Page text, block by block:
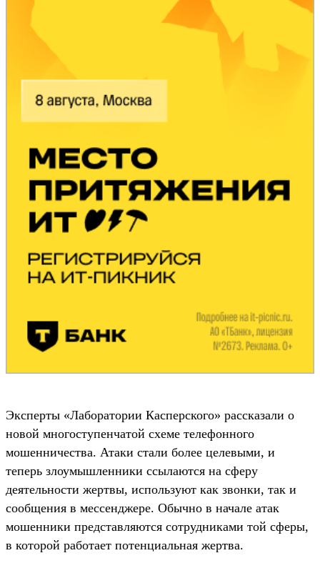
Эксперты «Лаборатории Касперского» рассказали о
новой многоступенчатой схеме телефонного
мошенничества. Атаки стали более целевыми, и
теперь злоумышленники ссылаются на сферу
деятельности жертвы, используют как звонки, так и
сообщения в мессенджере. Обычно в начале атак
мошенники представляются сотрудниками той сферы,
в которой работает потенциальная жертва.